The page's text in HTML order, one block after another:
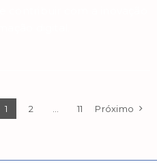
1 2 11 Próximo